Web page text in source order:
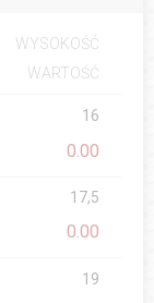
WYSOKOŚĆ
WARTOŚĆ
16
0.00
17,5
0.00
19